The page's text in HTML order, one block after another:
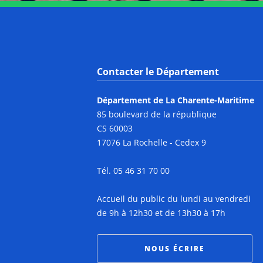
Contacter le Département
Département de La Charente-Maritime
85 boulevard de la république
CS 60003
17076 La Rochelle - Cedex 9
Tél. 05 46 31 70 00
Accueil du public du lundi au vendredi
de 9h à 12h30 et de 13h30 à 17h
NOUS ÉCRIRE